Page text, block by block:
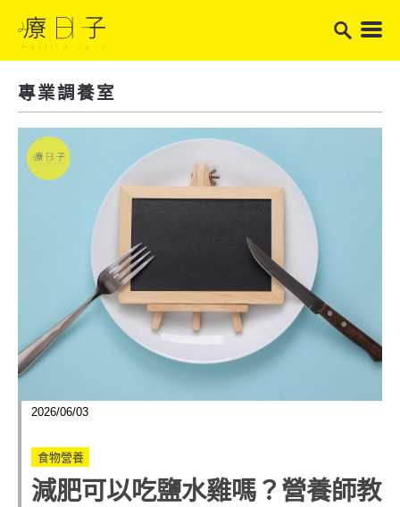
專業調養室
2026/06/03
食物營養
減肥可以吃鹽水雞嗎？營養師教